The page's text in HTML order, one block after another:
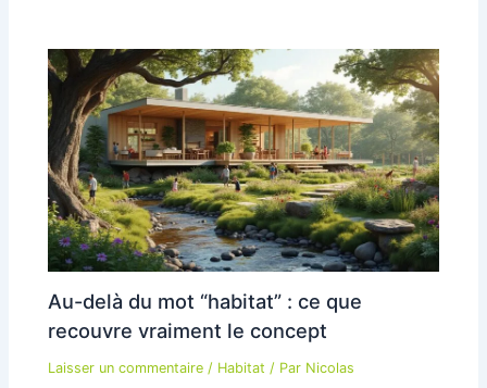
Au-delà du mot “habitat” : ce que
recouvre vraiment le concept
Laisser un commentaire / Habitat / Par Nicolas